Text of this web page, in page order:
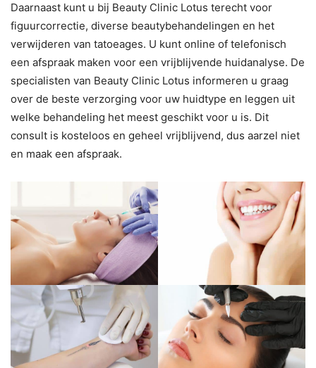
Daarnaast kunt u bij Beauty Clinic Lotus terecht voor
figuurcorrectie, diverse beautybehandelingen en het
verwijderen van tatoeages. U kunt online of telefonisch
een afspraak maken voor een vrijblijvende huidanalyse. De
specialisten van Beauty Clinic Lotus informeren u graag
over de beste verzorging voor uw huidtype en leggen uit
welke behandeling het meest geschikt voor u is. Dit
consult is kosteloos en geheel vrijblijvend, dus aarzel niet
en maak een afspraak.